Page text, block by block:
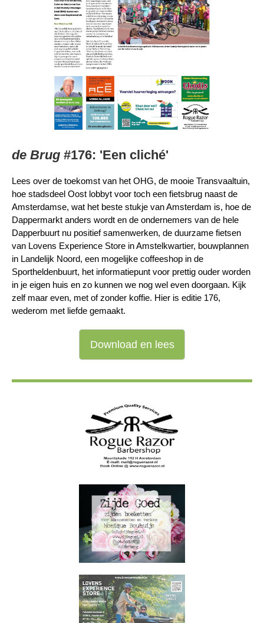
de Brug #176: 'Een cliché'
Lees over de toekomst van het OHG, de mooie Transvaaltuin,
hoe stadsdeel Oost lobbyt voor toch een fietsbrug naast de
Amsterdamse, wat het beste stukje van Amsterdam is, hoe de
Dappermarkt anders wordt en de ondernemers van de hele
Dapperbuurt nu positief samenwerken, de duurzame fietsen
van Lovens Experience Store in Amstelkwartier, bouwplannen
in Landelijk Noord, een mogelijke coffeeshop in de
Sportheldenbuurt, het informatiepunt voor prettig ouder worden
in je eigen huis en zo kunnen we nog wel even doorgaan. Kijk
zelf maar even, met of zonder koffie. Hier is editie 176,
wederom met liefde gemaakt.
Download en lees